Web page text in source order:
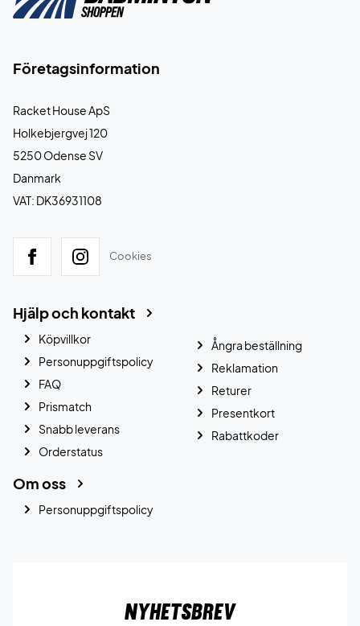
Företagsinformation
Racket House ApS
Holkebjergvej 120
5250 Odense SV
Danmark
VAT: DK36931108
Cookies
Hjälp och kontakt
Köpvillkor
Personuppgiftspolicy
FAQ
Prismatch
Snabb leverans
Orderstatus
Ångra beställning
Reklamation
Returer
Presentkort
Rabattkoder
Om oss
Personuppgiftspolicy
Nyhetsbrev